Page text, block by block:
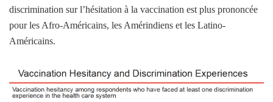
discrimination sur l’hésitation à la vaccination est plus prononcée
pour les Afro-Américains, les Amérindiens et les Latino-
Américains.